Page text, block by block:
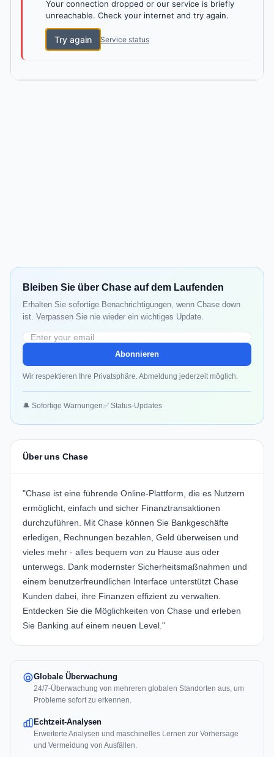
Your connection dropped or our service is briefly
unreachable. Check your internet and try again.
Try again Service status
Bleiben Sie über Chase auf dem Laufenden
Erhalten Sie sofortige Benachrichtigungen, wenn Chase down
ist. Verpassen Sie nie wieder ein wichtiges Update.
Abonnieren
Wir respektieren Ihre Privatsphäre. Abmeldung jederzeit möglich.
🔔 Sofortige Warnungen✅ Status-Updates
Über uns Chase
"Chase ist eine führende Online-Plattform, die es Nutzern
ermöglicht, einfach und sicher Finanztransaktionen
durchzuführen. Mit Chase können Sie Bankgeschäfte
erledigen, Rechnungen bezahlen, Geld überweisen und
vieles mehr - alles bequem von zu Hause aus oder
unterwegs. Dank modernster Sicherheitsmaßnahmen und
einem benutzerfreundlichen Interface unterstützt Chase
Kunden dabei, ihre Finanzen effizient zu verwalten.
Entdecken Sie die Möglichkeiten von Chase und erleben
Sie Banking auf einem neuen Level."
Globale Überwachung
24/7-Überwachung von mehreren globalen Standorten aus, um
Probleme sofort zu erkennen.
Echtzeit-Analysen
Erweiterte Analysen und maschinelles Lernen zur Vorhersage
und Vermeidung von Ausfällen.